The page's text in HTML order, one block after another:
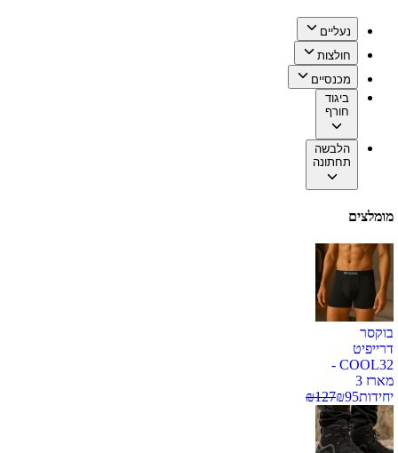
נעליים
חולצות
מכנסיים
ביגוד
חורף
הלבשה
תחתונה
מומלצים
בוקסר
דרייפיט
COOL32 -
מארז 3
יחידות
₪95
₪127